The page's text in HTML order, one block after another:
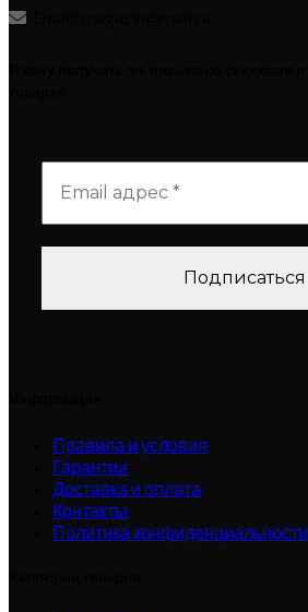
Правила и условия
Гарантии
Доставка и оплата
Контакты
Политика конфиденциальности